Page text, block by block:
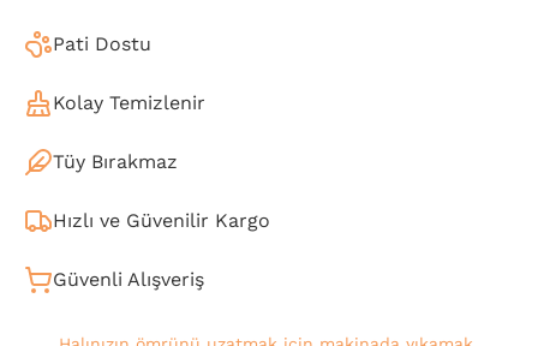
Pati Dostu
Kolay Temizlenir
Tüy Bırakmaz
Hızlı ve Güvenilir Kargo
Güvenli Alışveriş